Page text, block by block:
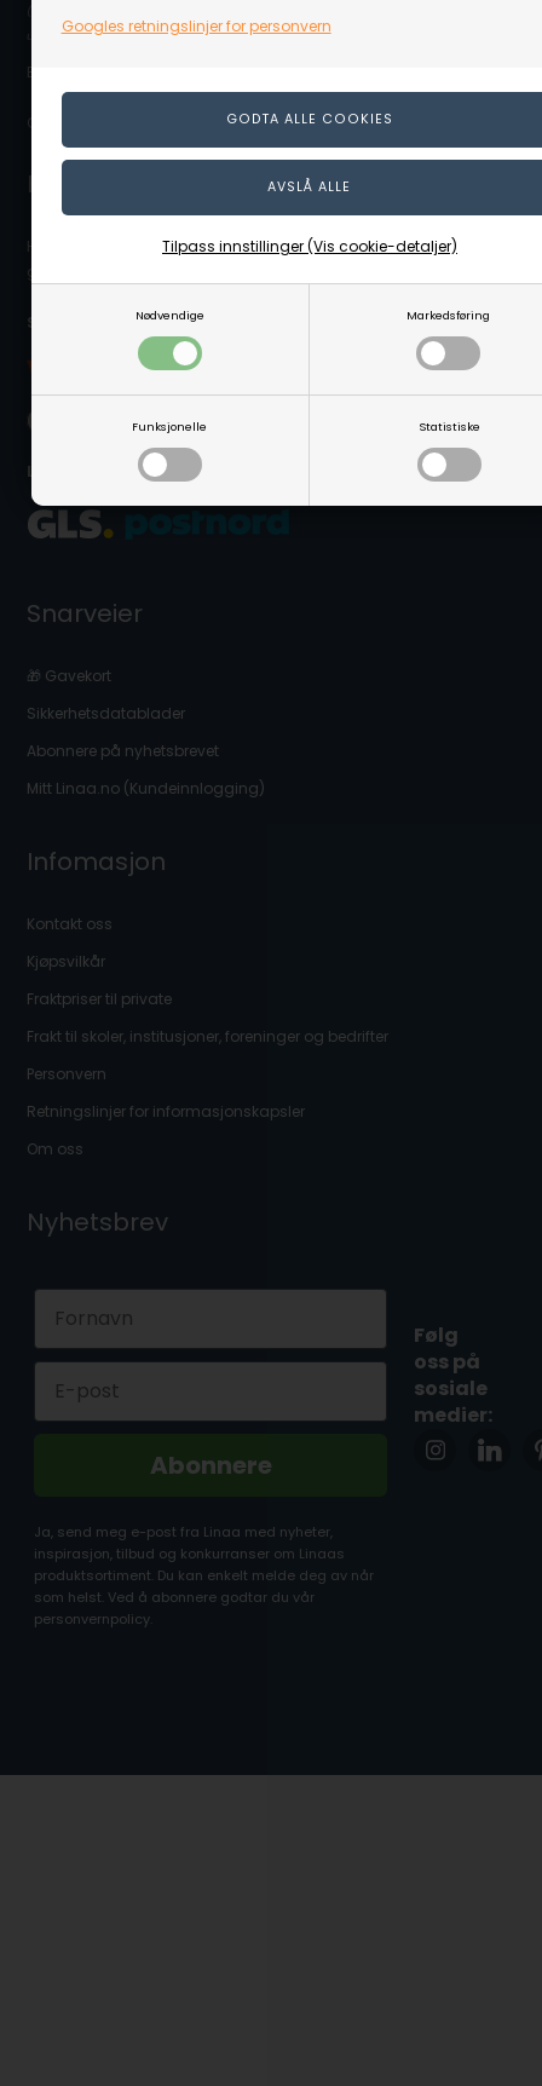
Googles retningslinjer for personvern
Nødvendige Markedsføring
Funksjonelle Statistiske
Tilpass innstillinger (Vis cookie-detaljer)
(Ovennevnte adresse er en postboksadresse. Det er ikke noe
utstillingslokale/butikk på adressen eller mulighet for å hente varer.)
E-post: info@linaa.no
Organisasjonsnummer: 929 480 848
Kontakt kundeservice
Hvis du trenger hjelpe eller har spørgsmål så hjelper vi deg
gjerne. Send e-post til info@linaa.no
Sikker betaling på nett:
Levering nær deg:
Snarveier
🎁 Gavekort
Sikkerhetsdatablader
Abonnere på nyhetsbrevet
Mitt Linaa.no (Kundeinnlogging)
Infomasjon
Kontakt oss
Kjøpsvilkår
Fraktpriser til private
Frakt til skoler, institusjoner, foreninger og bedrifter
Personvern
Retningslinjer for informasjonskapsler
Om oss
Nyhetsbrev
Abonnere
Ja, send meg e-post fra Linaa med nyheter,
inspirasjon, tilbud og konkurranser om Linaas
produktsortiment. Du kan enkelt melde deg av når
som helst. Ved å abonnere godtar du vår
personvernpolicy.
Følg
oss på
sosiale
medier: